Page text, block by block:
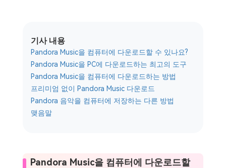
기사 내용
Pandora Music을 컴퓨터에 다운로드할 수 있나요?
Pandora Music을 PC에 다운로드하는 최고의 도구
Pandora Music을 컴퓨터에 다운로드하는 방법
프리미엄 없이 Pandora Music 다운로드
Pandora 음악을 컴퓨터에 저장하는 다른 방법
맺음말
Pandora Music을 컴퓨터에 다운로드할